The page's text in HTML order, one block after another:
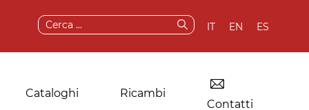
Ricerca
IT EN ES
Cataloghi
Ricambi
Contatti